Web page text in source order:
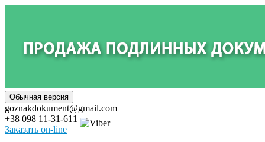
goznakdokument@gmail.com
+38 098 11-31-611
Заказать on-line